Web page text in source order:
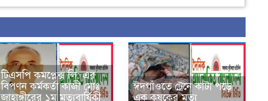
টিএসপি কমপ্লেক্স লি: এর
বিপণন কর্মকর্তা কাজী মোঃ
জাহাঙ্গীরের ১ম মৃত্যুবার্ষিকী
ঈদগাঁওতে ট্রেনে কাটা পড়ে
এক কৃষকের মৃত্যু